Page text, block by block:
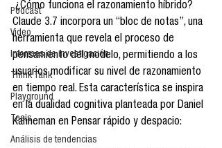
Podcast
Video
Informes de investigación
Think Tank
Playground
Tesis
Análisis de tendencias
¿Cómo funciona el razonamiento híbrido?
Claude 3.7 incorpora un “bloc de notas”, una
herramienta que revela el proceso de
pensamiento del modelo, permitiendo a los
usuarios modificar su nivel de razonamiento
en tiempo real. Esta característica se inspira
en la dualidad cognitiva planteada por Daniel
Kahneman en Pensar rápido y despacio: